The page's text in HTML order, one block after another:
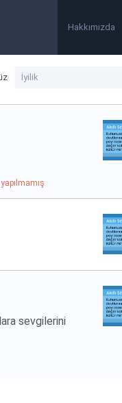
Hakkımızda
sevgilerini